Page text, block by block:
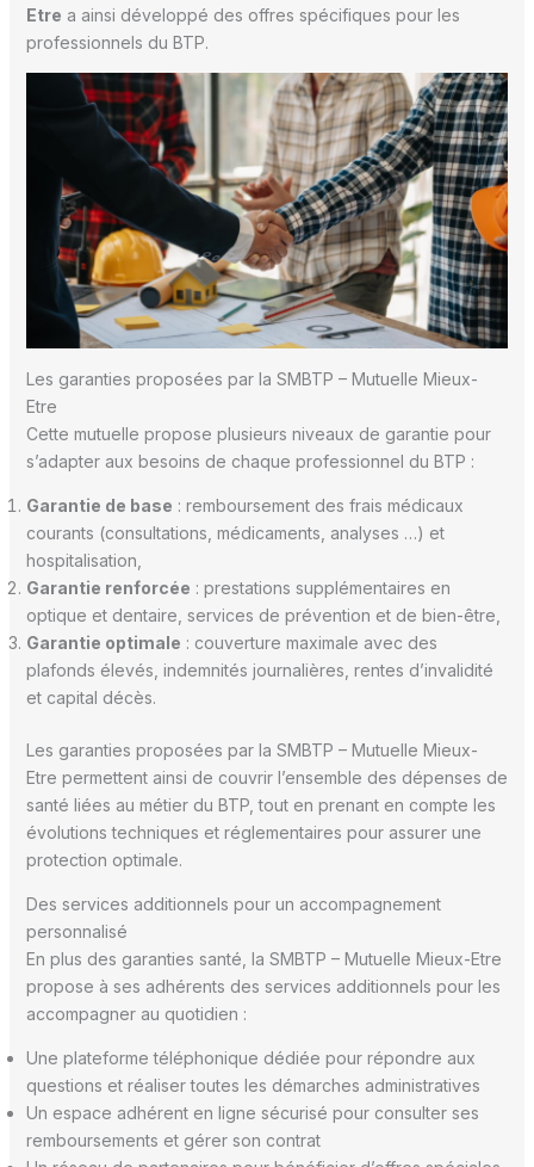
Etre a ainsi développé des offres spécifiques pour les
professionnels du BTP.
Les garanties proposées par la SMBTP – Mutuelle Mieux-
Etre
Cette mutuelle propose plusieurs niveaux de garantie pour
s’adapter aux besoins de chaque professionnel du BTP :
Garantie de base : remboursement des frais médicaux
courants (consultations, médicaments, analyses …) et
hospitalisation,
Garantie renforcée : prestations supplémentaires en
optique et dentaire, services de prévention et de bien-être,
Garantie optimale : couverture maximale avec des
plafonds élevés, indemnités journalières, rentes d’invalidité
et capital décès.
Les garanties proposées par la SMBTP – Mutuelle Mieux-
Etre permettent ainsi de couvrir l’ensemble des dépenses de
santé liées au métier du BTP, tout en prenant en compte les
évolutions techniques et réglementaires pour assurer une
protection optimale.
Des services additionnels pour un accompagnement
personnalisé
En plus des garanties santé, la SMBTP – Mutuelle Mieux-Etre
propose à ses adhérents des services additionnels pour les
accompagner au quotidien :
Une plateforme téléphonique dédiée pour répondre aux
questions et réaliser toutes les démarches administratives
Un espace adhérent en ligne sécurisé pour consulter ses
remboursements et gérer son contrat